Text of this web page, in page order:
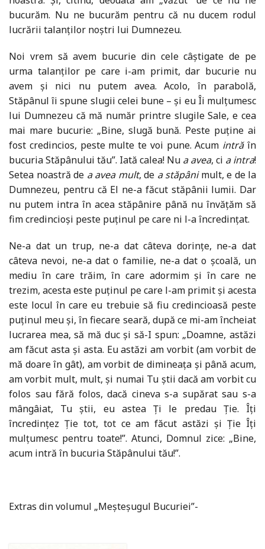
bucurăm. Nu ne bucurăm pentru că nu ducem rodul
lucrării talanților noștri lui Dumnezeu.
Noi vrem să avem bucurie din cele câștigate de pe
urma talanților pe care i-am primit, dar bucurie nu
avem și nici nu putem avea. Acolo, în parabolă,
Stăpânul îi spune slugii celei bune – și eu Îi mulțumesc
lui Dumnezeu că mă număr printre slugile Sale, e cea
mai mare bucurie: „Bine, slugă bună. Peste puține ai
fost credincios, peste multe te voi pune. Acum intrăîn
bucuria Stăpânului tău”. Iată calea! Nu a avea, ci a intra!
Setea noastră de a avea mult, de a stăpânimult, e de la
Dumnezeu, pentru că El ne-a făcut stăpânii lumii. Dar
nu putem intra în acea stăpânire până nu învățăm să
fim credincioși peste puținul pe care ni l-a încredințat.
Ne-a dat un trup, ne-a dat câteva dorințe, ne-a dat
câteva nevoi, ne-a dat o familie, ne-a dat o școală, un
mediu în care trăim, în care adormim și în care ne
trezim, acesta este puținul pe care l-am primit și acesta
este locul în care eu trebuie să fiu credincioasă peste
puținul meu și, în fiecare seară, după ce mi-am încheiat
lucrarea mea, să mă duc și să-I spun: „Doamne, astăzi
am făcut asta și asta. Eu astăzi am vorbit (am vorbit de
mă doare în gât), am vorbit de dimineața și până acum,
am vorbit mult, mult, și numai Tu știi dacă am vorbit cu
folos sau fără folos, dacă cineva s-a supărat sau s-a
mângâiat, Tu știi, eu astea Ți le predau Ție. Îți
încredințez Ție tot, tot ce am făcut astăzi și Ție Îți
mulțumesc pentru toate!”. Atunci, Domnul zice: „Bine,
acum intră în bucuria Stăpânului tău!”.
Extras din volumul „Meșteșugul Bucuriei”-